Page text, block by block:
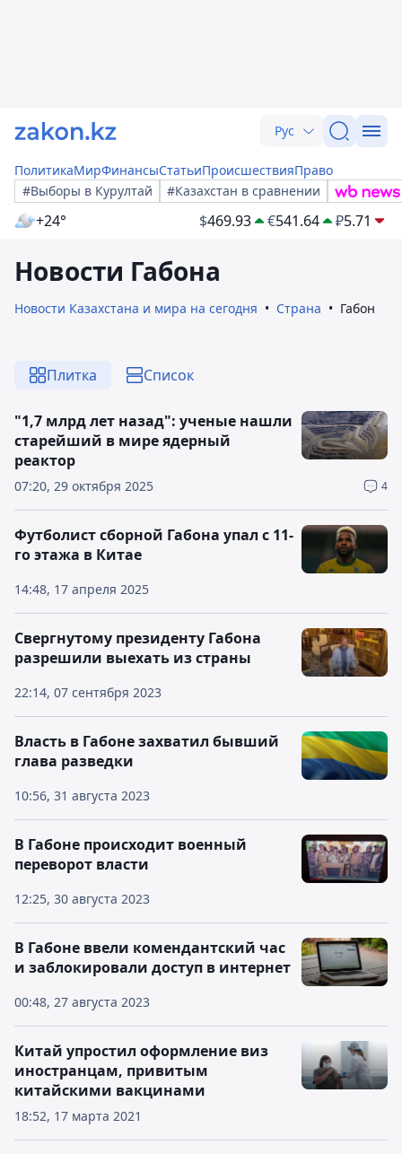
Рус
ПолитикаМирФинансыСтатьиПроисшествияПраво
#Выборы в Курултай
#Казахстан в сравнении
+24° $469.93 €541.64 ₽5.71
Новости Габона
Новости Казахстана и мира на сегодня Страна Габон
Плитка Список
07:20, 29 октября 2025 4
"1,7 млрд лет назад": ученые нашли
старейший в мире ядерный
реактор
14:48, 17 апреля 2025
Футболист сборной Габона упал с 11-
го этажа в Китае
22:14, 07 сентября 2023
Свергнутому президенту Габона
разрешили выехать из страны
10:56, 31 августа 2023
Власть в Габоне захватил бывший
глава разведки
12:25, 30 августа 2023
В Габоне происходит военный
переворот власти
00:48, 27 августа 2023
В Габоне ввели комендантский час
и заблокировали доступ в интернет
18:52, 17 марта 2021
Китай упростил оформление виз
иностранцам, привитым
китайскими вакцинами